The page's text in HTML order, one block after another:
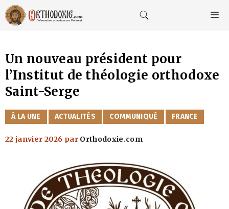
Aller
au
contenu
Un nouveau président pour
l’Institut de théologie orthodoxe
Saint-Serge
CATÉGORIES
À LA UNE ACTUALITÉS COMMUNIQUÉ FRANCE
22 janvier 2026 par Orthodoxie.com